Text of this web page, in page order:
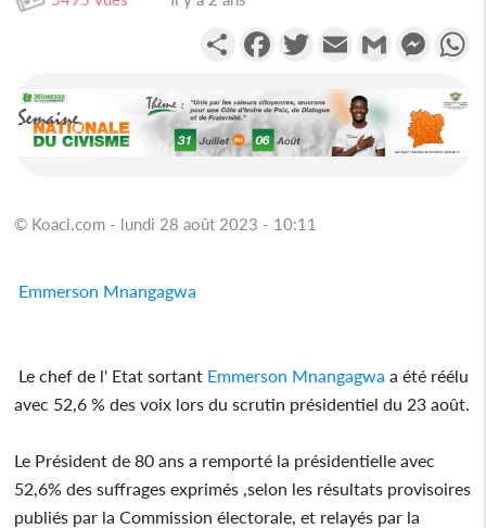
PartagerFacebookTwitterEmail Gmail
© Koaci.com - lundi 28 août 2023 - 10:11
Emmerson Mnangagwa
Le chef de l' Etat sortant Emmerson Mnangagwa a été réélu
avec 52,6 % des voix lors du scrutin présidentiel du 23 août.
Le Président de 80 ans a remporté la présidentielle avec
52,6% des suffrages exprimés ,selon les résultats provisoires
publiés par la Commission électorale, et relayés par la